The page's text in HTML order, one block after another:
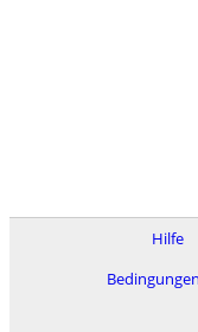
Hilfe
Bedingungen